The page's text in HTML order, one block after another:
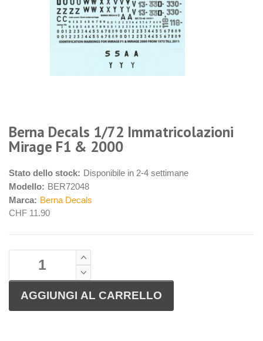
Berna Decals 1/72 Immatricolazioni
Mirage F1 & 2000
Stato dello stock: Disponibile in 2-4 settimane
Modello: BER72048
Marca: Berna Decals
CHF 11.90